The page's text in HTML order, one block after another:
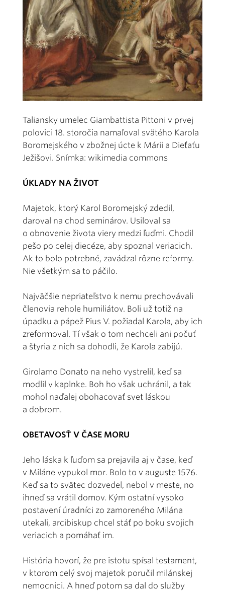
Taliansky umelec Giambattista Pittoni v prvej
polovici 18. storočia namaľoval svätého Karola
Boromejského v zbožnej úcte k Márii a Dieťaťu
Ježišovi. Snímka: wikimedia commons
ÚKLADY NA ŽIVOT
Majetok, ktorý Karol Boromejský zdedil,
daroval na chod seminárov. Usiloval sa
o obnovenie života viery medzi ľuďmi. Chodil
pešo po celej diecéze, aby spoznal veriacich.
Ak to bolo potrebné, zavádzal rôzne reformy.
Nie všetkým sa to páčilo.
Najväčšie nepriateľstvo k nemu prechovávali
členovia rehole humiliátov. Boli už totiž na
úpadku a pápež Pius V. požiadal Karola, aby ich
zreformoval. Tí však o tom nechceli ani počuť
a štyria z nich sa dohodli, že Karola zabijú.
Girolamo Donato na neho vystrelil, keď sa
modlil v kaplnke. Boh ho však uchránil, a tak
mohol naďalej obohacovať svet láskou
a dobrom.
OBETAVOSŤ V ČASE MORU
Jeho láska k ľuďom sa prejavila aj v čase, keď
v Miláne vypukol mor. Bolo to v auguste 1576.
Keď sa to svätec dozvedel, nebol v meste, no
ihneď sa vrátil domov. Kým ostatní vysoko
postavení úradníci zo zamoreného Milána
utekali, arcibiskup chcel stáť po boku svojich
veriacich a pomáhať im.
História hovorí, že pre istotu spísal testament,
v ktorom celý svoj majetok poručil milánskej
nemocnici. A hneď potom sa dal do služby